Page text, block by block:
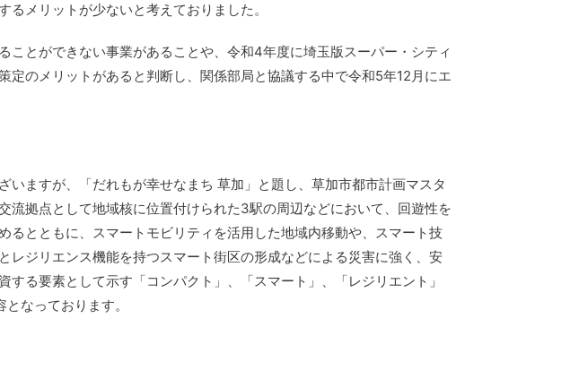
メリットが少ないと考えておりました。
とができない事業があることや、令和4年度に埼玉版スーパー・シティ
のメリットがあると判断し、関係部局と協議する中で令和5年12月にエ
ますが、「だれもが幸せなまち 草加」と題し、草加市都市計画マスタ
拠点として地域核に位置付けられた3駅の周辺などにおいて、回遊性を
とともに、スマートモビリティを活用した地域内移動や、スマート技
ジリエンス機能を持つスマート街区の形成などによる災害に強く、安
る要素として示す「コンパクト」、「スマート」、「レジリエント」
なっております。